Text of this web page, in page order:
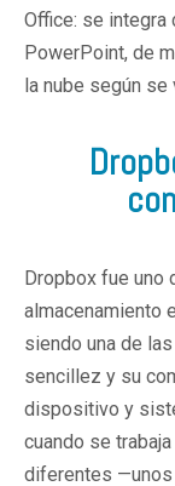
Office: se integra
PowerPoint, de
la nube según se
Dropbox fue uno
almacenamiento
siendo una de
sencillez y su
dispositivo y
cuando se
diferentes —unos